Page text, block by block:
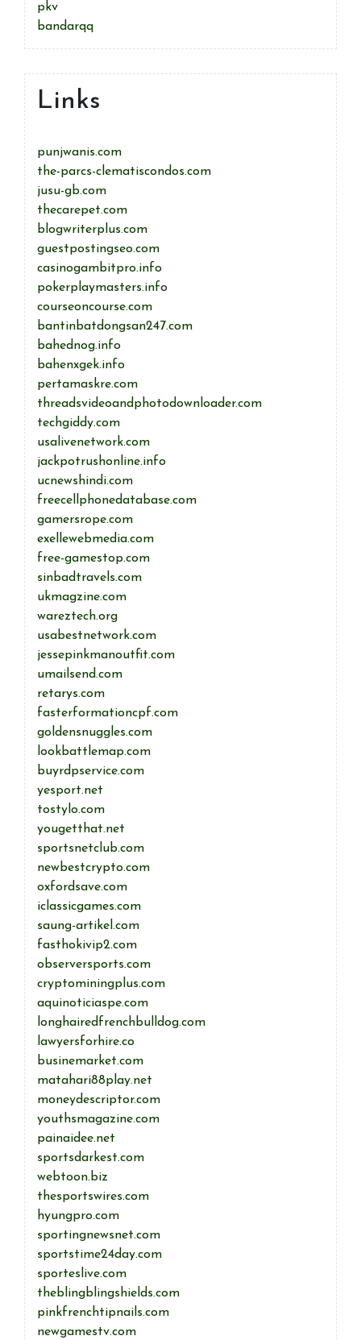
pkv
bandarqq
Links
punjwanis.com
the-parcs-clematiscondos.com
jusu-gb.com
thecarepet.com
blogwriterplus.com
guestpostingseo.com
casinogambitpro.info
pokerplaymasters.info
courseoncourse.com
bantinbatdongsan247.com
bahednog.info
bahenxgek.info
pertamaskre.com
threadsvideoandphotodownloader.com
techgiddy.com
usalivenetwork.com
jackpotrushonline.info
ucnewshindi.com
freecellphonedatabase.com
gamersrope.com
exellewebmedia.com
free-gamestop.com
sinbadtravels.com
ukmagzine.com
wareztech.org
usabestnetwork.com
jessepinkmanoutfit.com
umailsend.com
retarys.com
fasterformationcpf.com
goldensnuggles.com
lookbattlemap.com
buyrdpservice.com
yesport.net
tostylo.com
yougetthat.net
sportsnetclub.com
newbestcrypto.com
oxfordsave.com
iclassicgames.com
saung-artikel.com
fasthokivip2.com
observersports.com
cryptominingplus.com
aquinoticiaspe.com
longhairedfrenchbulldog.com
lawyersforhire.co
businemarket.com
matahari88play.net
moneydescriptor.com
youthsmagazine.com
painaidee.net
sportsdarkest.com
webtoon.biz
thesportswires.com
hyungpro.com
sportingnewsnet.com
sportstime24day.com
sporteslive.com
theblingblingshields.com
pinkfrenchtipnails.com
newgamestv.com